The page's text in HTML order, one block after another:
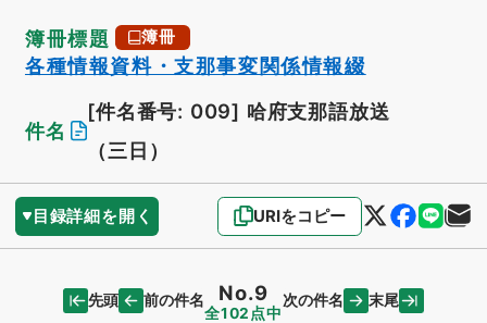
簿冊標題 簿冊
各種情報資料・支那事変関係情報綴
件名
[件名番号: 009] 哈府支那語放送
（三日）
目録詳細を開く URIをコピー
先頭 前の件名 No.9
全102点中
次の件名 末尾